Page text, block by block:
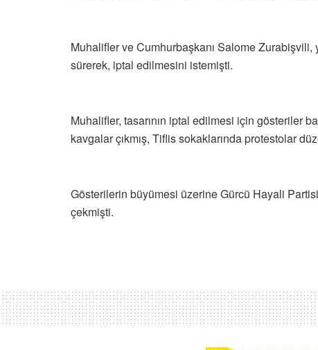
Muhalifler ve Cumhurbaşkanı Salome Zurabişvili,
sürerek, iptal edilmesini istemişti.
Muhalifler, tasarının iptal edilmesi için gösteriler
kavgalar çıkmış, Tiflis sokaklarında protestolar
Gösterilerin büyümesi üzerine Gürcü Hayali
çekmişti.